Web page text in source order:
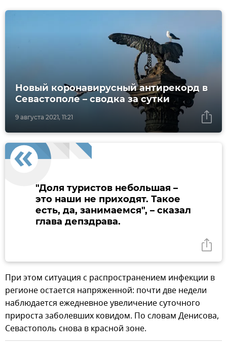
9 августа 2021, 11:21
Новый коронавирусный антирекорд в
Севастополе – сводка за сутки
"Доля туристов небольшая –
это наши не приходят. Такое
есть, да, занимаемся", – сказал
глава депздрава.
При этом ситуация с распространением инфекции в
регионе остается напряженной: почти две недели
наблюдается ежедневное увеличение суточного
прироста заболевших ковидом. По словам Денисова,
Севастополь снова в красной зоне.